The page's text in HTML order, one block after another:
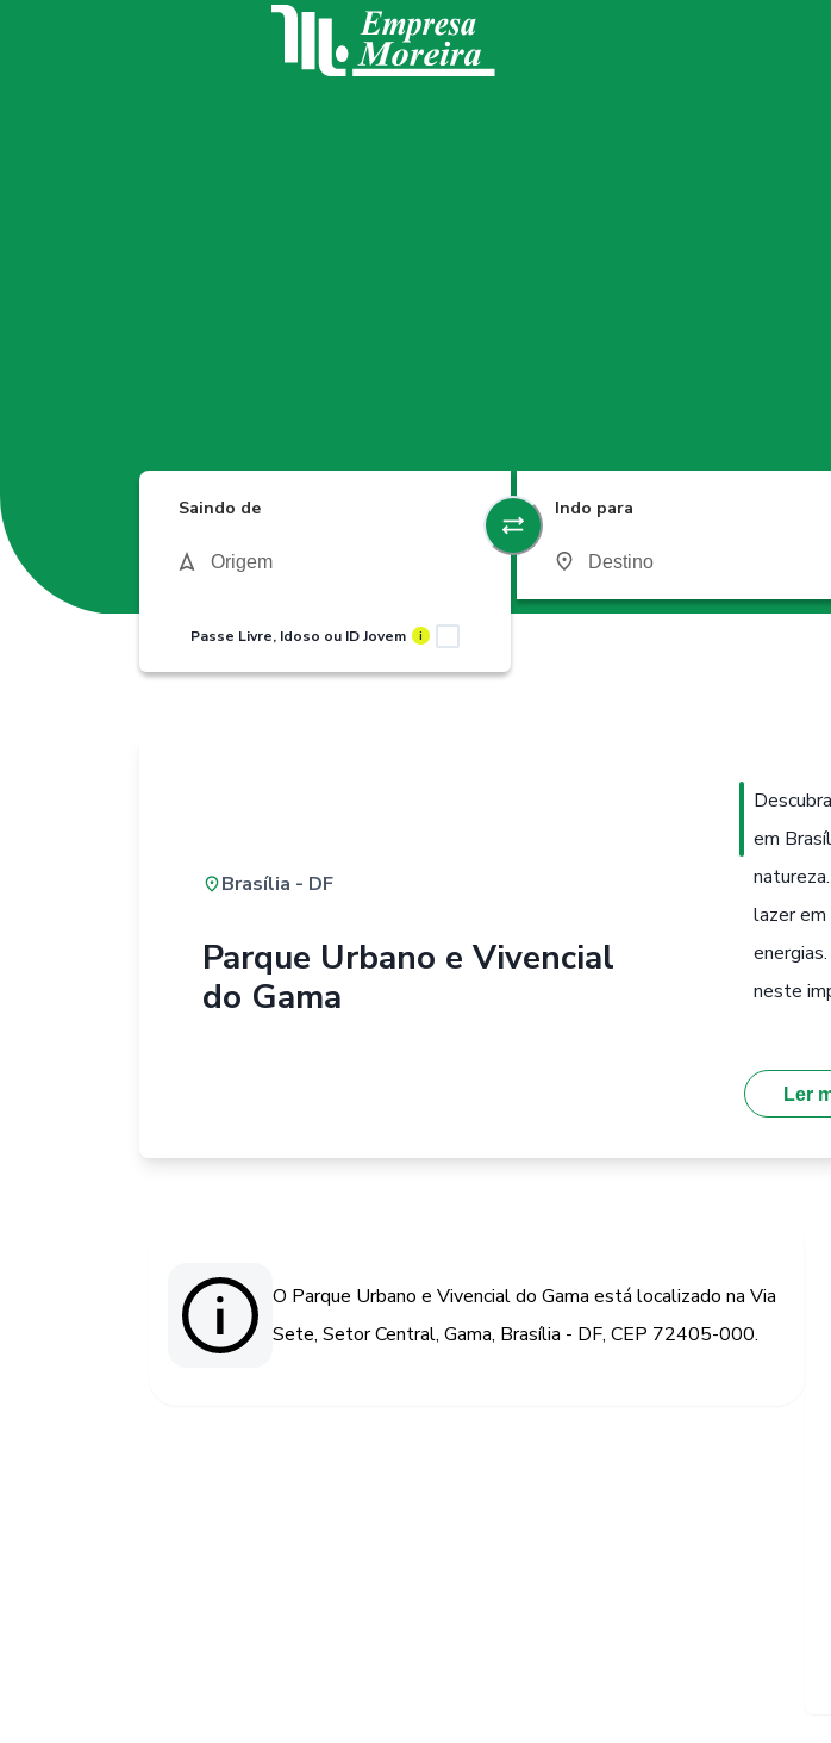
Saindo de
Passe Livre, Idoso ou ID Jovem i
Indo para
Brasília - DF
Parque Urbano e Vivencial
do Gama
em
lazer em
neste
Ler
O Parque Urbano e Vivencial do Gama está localizado na Via
Sete, Setor Central, Gama, Brasília - DF, CEP 72405-000.